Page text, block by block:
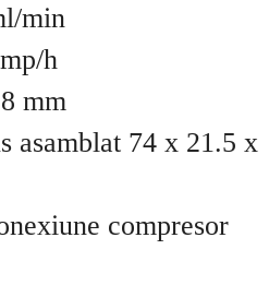
min
h
mm
asamblat 74 x 21.5 x
compresor